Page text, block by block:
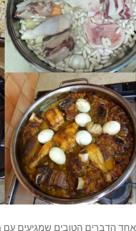
אחד הדברים הטובים שמגיעים